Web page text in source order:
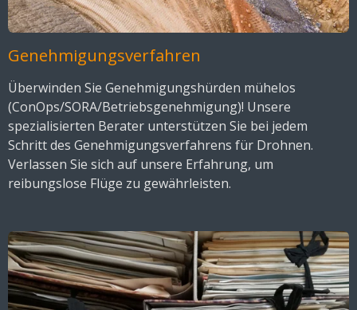
Genehmigungsverfahren
Überwinden Sie Genehmigungshürden mühelos
(ConOps/SORA/Betriebsgenehmigung)! Unsere
spezialisierten Berater unterstützen Sie bei jedem
Schritt des Genehmigungsverfahrens für Drohnen.
Verlassen Sie sich auf unsere Erfahrung, um
reibungslose Flüge zu gewährleisten.